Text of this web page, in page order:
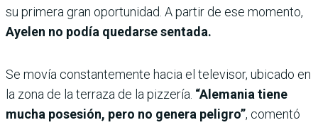
su primera gran oportunidad. A partir de ese momento,
Ayelen no podía quedarse sentada.
Se movía constantemente hacia el televisor, ubicado en
la zona de la terraza de la pizzería. “Alemania tiene
mucha posesión, pero no genera peligro”, comentó